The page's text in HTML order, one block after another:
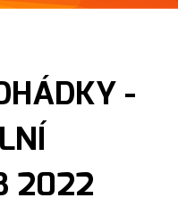
-
2022